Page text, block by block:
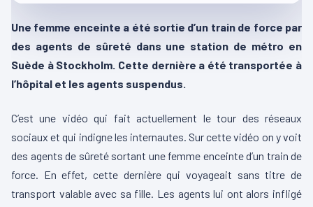
Une femme enceinte a été sortie d’un train de force par
des agents de sûreté dans une station de métro en
Suède à Stockholm. Cette dernière a été transportée à
l’hôpital et les agents suspendus.
C’est une vidéo qui fait actuellement le tour des réseaux
sociaux et qui indigne les internautes. Sur cette vidéo on y voit
des agents de sûreté sortant une femme enceinte d’un train de
force. En effet, cette dernière qui voyageait sans titre de
transport valable avec sa fille. Les agents lui ont alors infligé